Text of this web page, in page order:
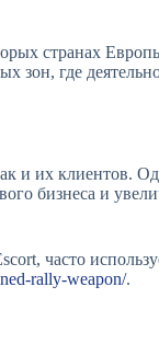
странах
где
и их клиентов.
бизнеса и
часто
rally-weapon/.